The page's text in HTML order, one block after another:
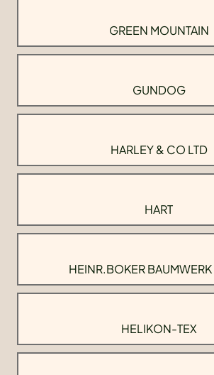
GREEN MOUNTAIN
GUNDOG
HARLEY & CO LTD
HART
HEINR.BOKER
HELIKON-TEX